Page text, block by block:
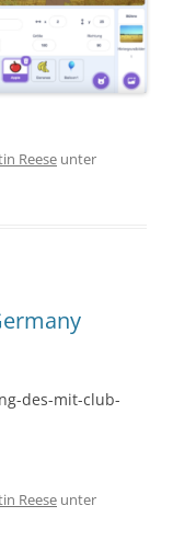
Reese unter
des-mit-club-
Reese unter